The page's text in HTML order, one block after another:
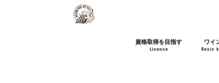
資格取得を目指す
License
ワイ
Basic
HOME ワインの基礎
サンジョヴェーゼとは ～